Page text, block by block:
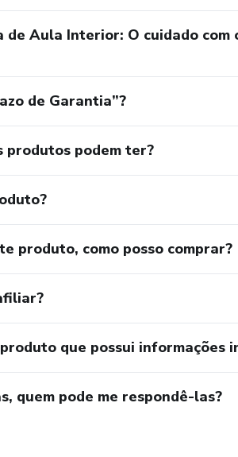
de Aula Interior: O cuidado
de Garantia”?
produtos podem ter?
produto, como posso comprar?
que possui informações
quem pode me respondê-las?